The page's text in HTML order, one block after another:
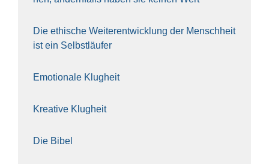
Die ethi­sche Wei­ter­ent­wick­lung der Mensch­heit
ist ein Selbst­läu­fer
Emo­tio­na­le Klug­heit
Krea­ti­ve Klug­heit
Die Bibel